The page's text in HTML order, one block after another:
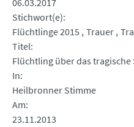
06.03.2017
Stichwort(e)
Flüchtlinge 2015 Trauer
Titel
Flüchtling über das tragische
In
Heilbronner Stimme
Am
23.11.2013